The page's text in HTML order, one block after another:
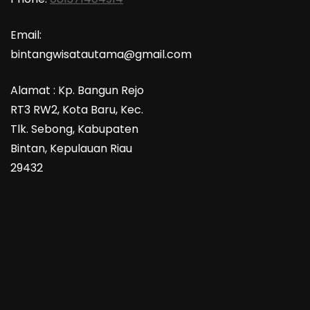
Email:
bintangwisatautama@gmail.com
Alamat : Kp. Bangun Rejo
RT3 RW2, Kota Baru, Kec.
Tlk. Sebong, Kabupaten
Bintan, Kepulauan Riau
29432